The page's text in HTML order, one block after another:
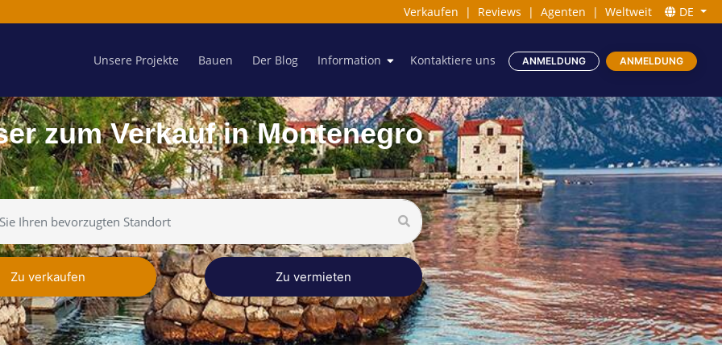
Verkaufen | Reviews | Agenten | Weltweit DE
Unsere Projekte Bauen Der Blog Information Kontaktiere uns ANMELDUNG ANMELDUNG
zum Verkauf in Montenegro
Zu verkaufen Zu vermieten